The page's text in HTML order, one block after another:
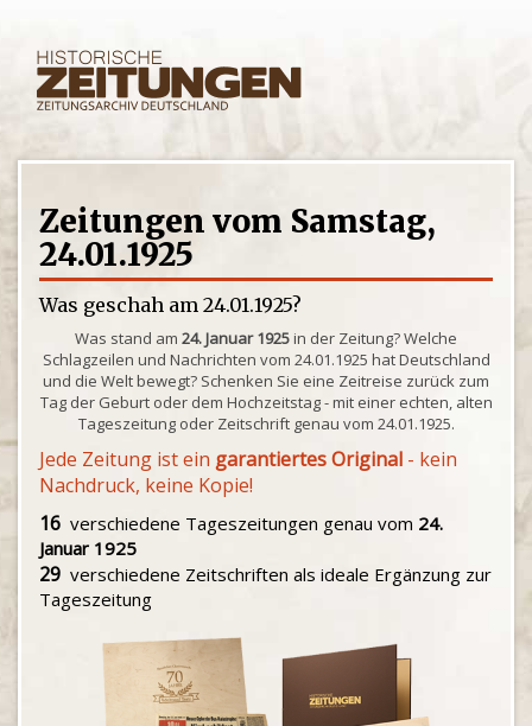
Zeitungen vom Samstag,
24.01.1925
Was geschah am 24.01.1925?
Was stand am 24. Januar 1925in der Zeitung? Welche
Schlagzeilen und Nachrichten vom 24.01.1925 hat Deutschland
und die Welt bewegt? Schenken Sie eine Zeitreise zurück zum
Tag der Geburt oder dem Hochzeitstag - mit einer echten, alten
Tageszeitung oder Zeitschrift genau vom 24.01.1925.
Jede Zeitung ist ein garantiertes Original - kein
Nachdruck, keine Kopie!
16 verschiedene Tageszeitungen genau vom 24.
Januar 1925
29 verschiedene Zeitschriften als ideale Ergänzung zur
Tageszeitung